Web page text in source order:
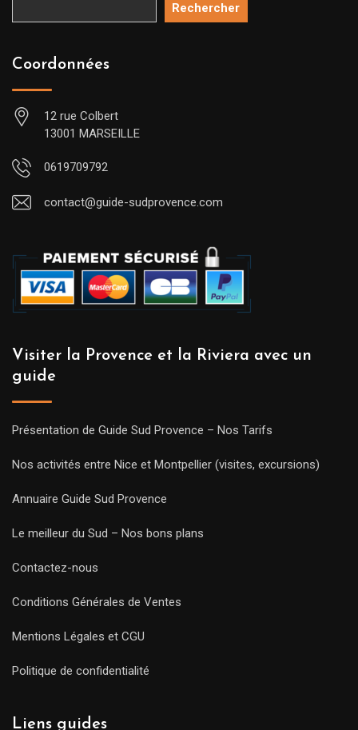
Rechercher
Coordonnées
12 rue Colbert
13001 MARSEILLE
0619709792
contact@guide-sudprovence.com
Visiter la Provence et la Riviera avec un
guide
Présentation de Guide Sud Provence – Nos Tarifs
Nos activités entre Nice et Montpellier (visites, excursions)
Annuaire Guide Sud Provence
Le meilleur du Sud – Nos bons plans
Contactez-nous
Conditions Générales de Ventes
Mentions Légales et CGU
Politique de confidentialité
Liens guides